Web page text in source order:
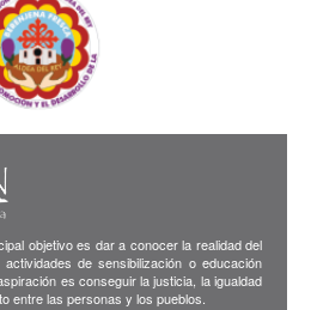
objetivo es dar a conocer la realidad del
de sensibilización o educación
es conseguir la justicia, la igualdad
entre las personas y los pueblos.